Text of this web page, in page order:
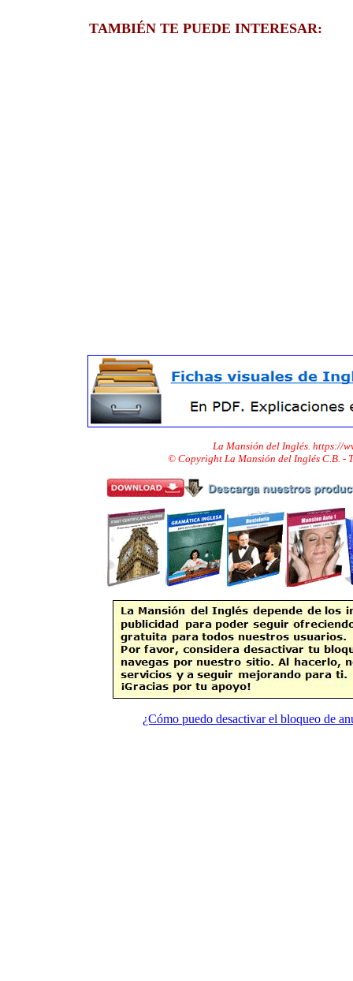
TAMBIÉN TE PUEDE INTERESAR:
La Mansión del Inglés. https://
© Copyright La Mansión del Inglés C.B. -
¿Cómo puedo desactivar el bloqueo de